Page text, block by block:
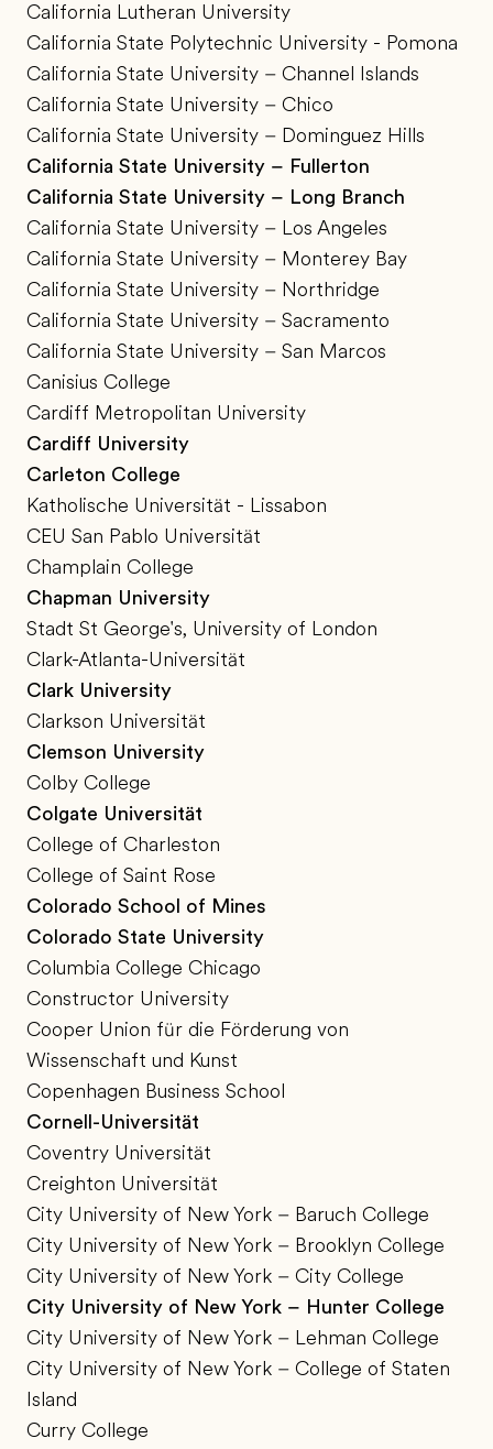
California Lutheran University
California State Polytechnic University - Pomona
California State University – Channel Islands
California State University – Chico
California State University – Dominguez Hills
California State University – Fullerton
California State University – Long Branch
California State University – Los Angeles
California State University – Monterey Bay
California State University – Northridge
California State University – Sacramento
California State University – San Marcos
Canisius College
Cardiff Metropolitan University
Cardiff University
Carleton College
Katholische Universität - Lissabon
CEU San Pablo Universität
Champlain College
Chapman University
Stadt St George's, University of London
Clark-Atlanta-Universität
Clark University
Clarkson Universität
Clemson University
Colby College
Colgate Universität
College of Charleston
College of Saint Rose
Colorado School of Mines
Colorado State University
Columbia College Chicago
Constructor University
Cooper Union für die Förderung von
Wissenschaft und Kunst
Copenhagen Business School
Cornell-Universität
Coventry Universität
Creighton Universität
City University of New York – Baruch College
City University of New York – Brooklyn College
City University of New York – City College
City University of New York – Hunter College
City University of New York – Lehman College
City University of New York – College of Staten
Island
Curry College